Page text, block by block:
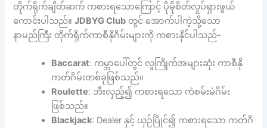
တိုက်ရိုက်ချိတ်ဆက် ကစားရသောကြောင့် ပိုမိုစိတ်လှုပ်ရှားဖွယ်
ကောင်းပါသည်။JDBYG Club တွင် အောက်ပါကဲ့သို့သော
နာမည်ကြီး တိုက်ရိုက်ကာစီနိုဂိမ်းများကို ကစားနိုင်ပါသည်-
Baccarat: ကမ္ဘာပေါ်တွင် လူကြိုက်အများဆုံး ကာစီနို
ကတ်ဂိမ်းတစ်ခုဖြစ်သည်။
Roulette: ဘီးလှည့်၍ ကစားရသော ကံစမ်းမဲဂိမ်း
ဖြစ်သည်။
Blackjack: Dealer နှင့် ယှဉ်ပြိုင်၍ ကစားရသော ကတ်ဂိ